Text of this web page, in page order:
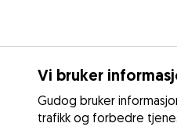
Vi bruker
Gudog bruker
trafikk og forbedre